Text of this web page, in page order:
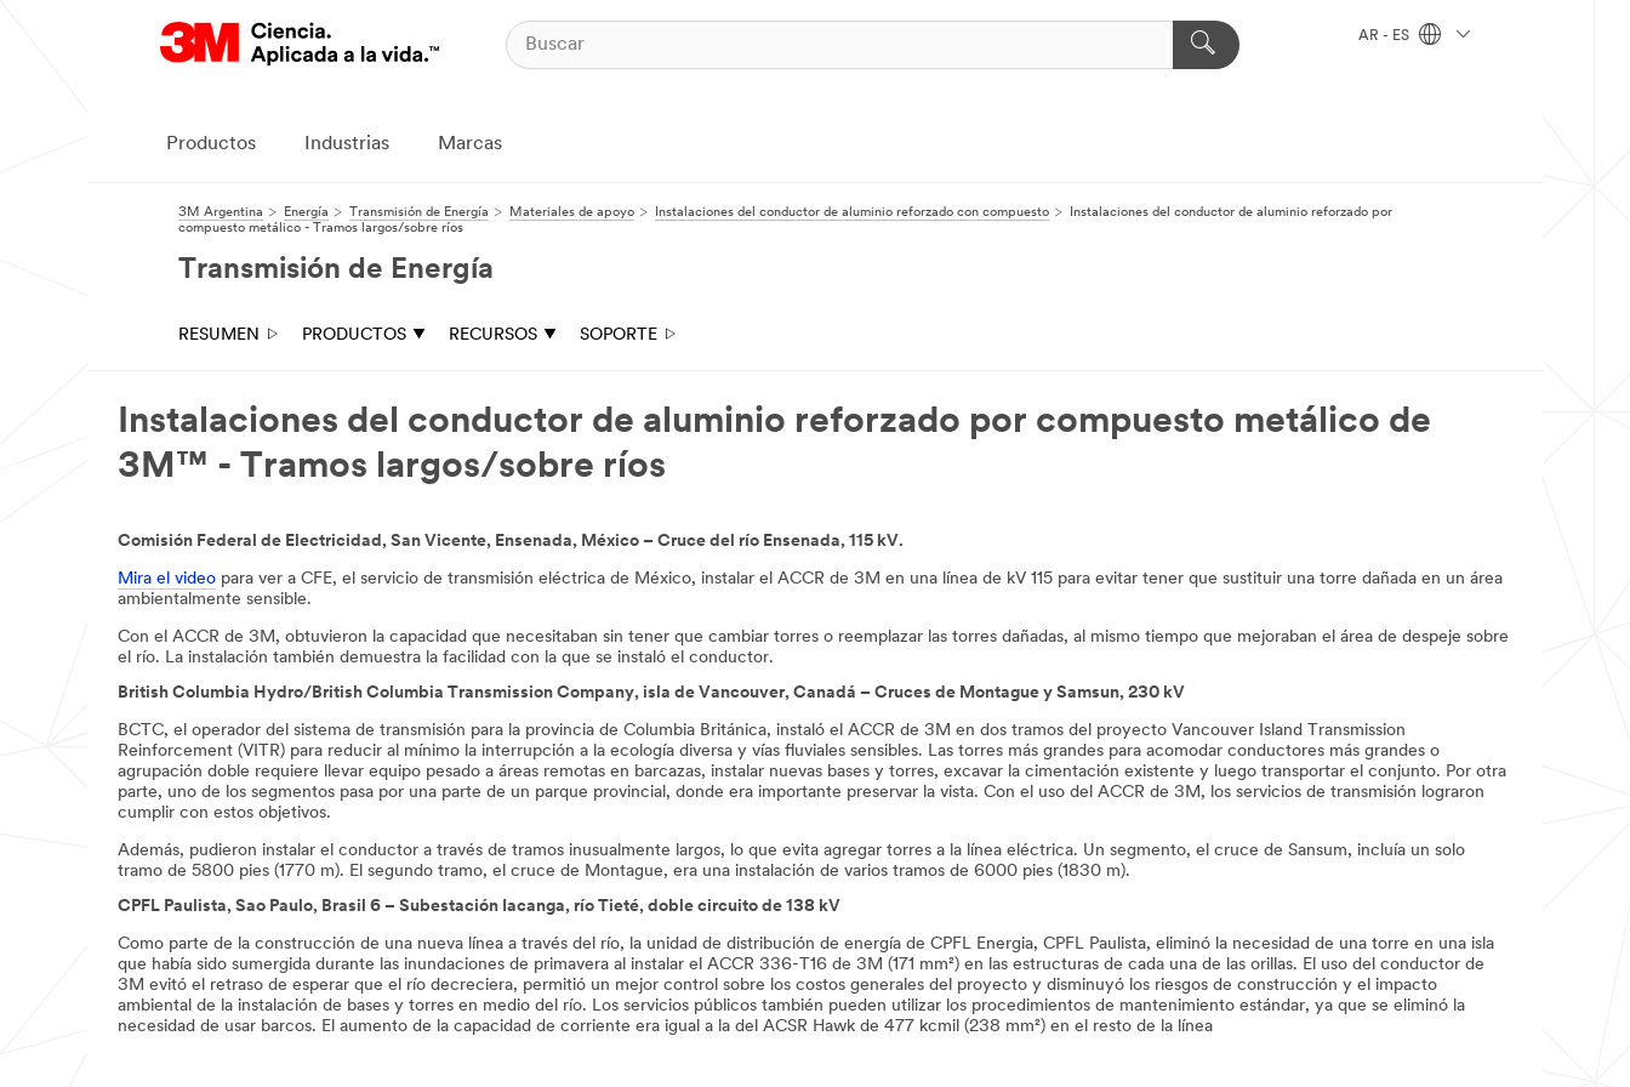
AR - ES
Productos Industrias Marcas
3M Argentina Energía Transmisión de Energía Materiales de apoyo Instalaciones del conductor de aluminio reforzado con compuesto
Instalaciones del conductor de aluminio reforzado por
compuesto metálico - Tramos largos/sobre ríos
Transmisión de Energía
RESUMEN PRODUCTOS RECURSOS SOPORTE
Instalaciones del conductor de aluminio reforzado por compuesto metálico de
3M™ - Tramos largos/sobre ríos
Comisión Federal de Electricidad, San Vicente, Ensenada, México – Cruce del río Ensenada, 115 kV.
Mira el video para ver a CFE, el servicio de transmisión eléctrica de México, instalar el ACCR de 3M en una línea de kV 115 para evitar tener que sustituir una torre dañada en un área
ambientalmente sensible.
Con el ACCR de 3M, obtuvieron la capacidad que necesitaban sin tener que cambiar torres o reemplazar las torres dañadas, al mismo tiempo que mejoraban el área de despeje sobre
el río. La instalación también demuestra la facilidad con la que se instaló el conductor.
British Columbia Hydro/British Columbia Transmission Company, isla de Vancouver, Canadá – Cruces de Montague y Samsun, 230 kV
BCTC, el operador del sistema de transmisión para la provincia de Columbia Británica, instaló el ACCR de 3M en dos tramos del proyecto Vancouver Island Transmission
Reinforcement (VITR) para reducir al mínimo la interrupción a la ecología diversa y vías fluviales sensibles. Las torres más grandes para acomodar conductores más grandes o
agrupación doble requiere llevar equipo pesado a áreas remotas en barcazas, instalar nuevas bases y torres, excavar la cimentación existente y luego transportar el conjunto. Por otra
parte, uno de los segmentos pasa por una parte de un parque provincial, donde era importante preservar la vista. Con el uso del ACCR de 3M, los servicios de transmisión lograron
cumplir con estos objetivos.
Además, pudieron instalar el conductor a través de tramos inusualmente largos, lo que evita agregar torres a la línea eléctrica. Un segmento, el cruce de Sansum, incluía un solo
tramo de 5800 pies (1770 m). El segundo tramo, el cruce de Montague, era una instalación de varios tramos de 6000 pies (1830 m).
CPFL Paulista, Sao Paulo, Brasil 6 – Subestación Iacanga, río Tieté, doble circuito de 138 kV
Como parte de la construcción de una nueva línea a través del río, la unidad de distribución de energía de CPFL Energia, CPFL Paulista, eliminó la necesidad de una torre en una isla
que había sido sumergida durante las inundaciones de primavera al instalar el ACCR 336-T16 de 3M (171 mm²) en las estructuras de cada una de las orillas. El uso del conductor de
3M evitó el retraso de esperar que el río decreciera, permitió un mejor control sobre los costos generales del proyecto y disminuyó los riesgos de construcción y el impacto
ambiental de la instalación de bases y torres en medio del río. Los servicios públicos también pueden utilizar los procedimientos de mantenimiento estándar, ya que se eliminó la
necesidad de usar barcos. El aumento de la capacidad de corriente era igual a la del ACSR Hawk de 477 kcmil (238 mm²) en el resto de la línea